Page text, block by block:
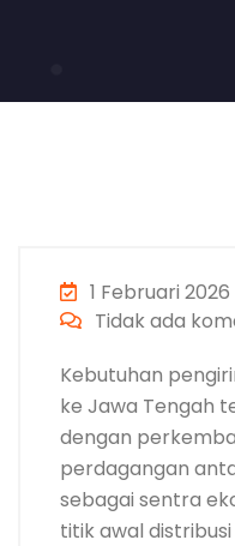
1 Februari 2026
Tidak ada
Kebutuhan
ke Jawa Tengah
dengan
perdagangan
sebagai sentra
titik awal